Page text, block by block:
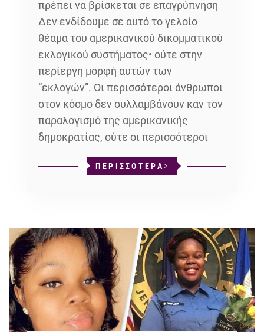
πρέπει να βρίσκεται σε επαγρύπνηση
Δεν ενδίδουμε σε αυτό το γελοίο
θέαμα του αμερικανικού δικομματικού
εκλογικού συστήματος• ούτε στην
περίεργη μορφή αυτών των
“εκλογών”. Οι περισσότεροι άνθρωποι
στον κόσμο δεν συλλαμβάνουν καν τον
παραλογισμό της αμερικανικής
δημοκρατίας, ούτε οι περισσότεροι
ΠΕΡΙΣΣΟΤΕΡΑ